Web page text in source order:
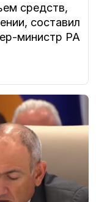
средств,
составил
министр РА